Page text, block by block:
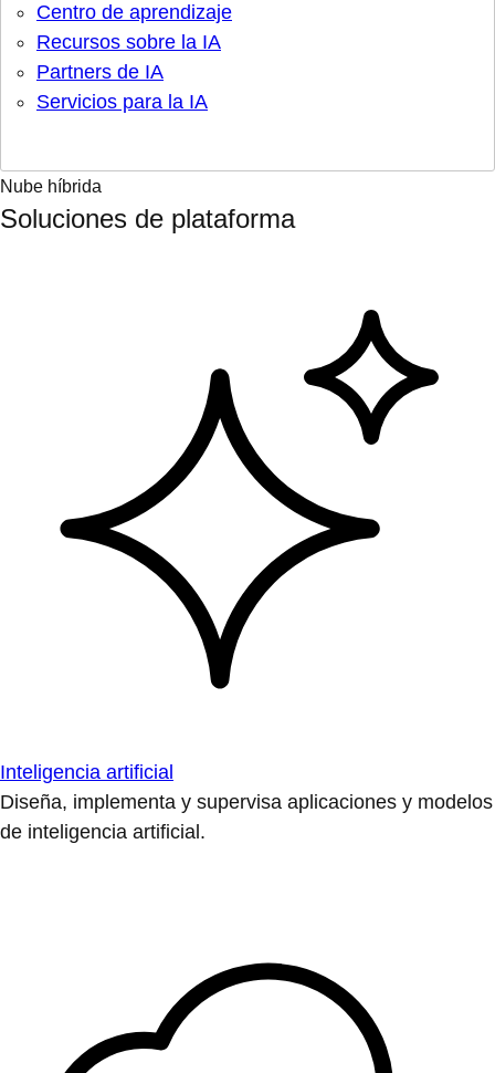
Centro de aprendizaje
Recursos sobre la IA
Partners de IA
Servicios para la IA
Nube híbrida
Soluciones de plataforma
Inteligencia artificial
Diseña, implementa y supervisa aplicaciones y modelos
de inteligencia artificial.